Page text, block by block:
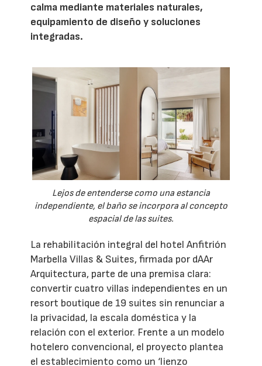
calma mediante materiales naturales,
equipamiento de diseño y soluciones
integradas.
Lejos de entenderse como una estancia
independiente, el baño se incorpora al concepto
espacial de las suites.
La rehabilitación integral del hotel Anfitrión
Marbella Villas & Suites, firmada por dAAr
Arquitectura, parte de una premisa clara:
convertir cuatro villas independientes en un
resort boutique de 19 suites sin renunciar a
la privacidad, la escala doméstica y la
relación con el exterior. Frente a un modelo
hotelero convencional, el proyecto plantea
el establecimiento como un ‘lienzo